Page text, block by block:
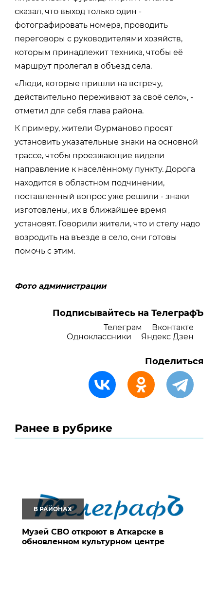
сказал, что выход только один -
фотографировать номера, проводить
переговоры с руководителями хозяйств,
которым принадлежит техника, чтобы её
маршрут пролегал в объезд села.
«Люди, которые пришли на встречу,
действительно переживают за своё село», -
отметил для себя глава района.
К примеру, жители Фурманово просят
установить указательные знаки на основной
трассе, чтобы проезжающие видели
направление к населённому пункту. Дорога
находится в областном подчинении,
поставленный вопрос уже решили - знаки
изготовлены, их в ближайшее время
установят. Говорили жители, что и стелу надо
возродить на въезде в село, они готовы
помочь с этим.
Фото администрации
Подписывайтесь на ТелеграфЪ
Телеграм
Вконтакте
Одноклассники
Яндекс Дзен
Поделиться
Ранее в рубрике
В РАЙОНАХ
Музей СВО откроют в Аткарске в
обновленном культурном центре